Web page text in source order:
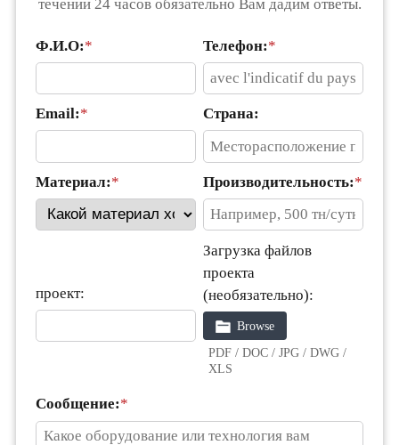
течении 24 часов обязательно Вам дадим ответы.
Ф.И.О:* Телефон:*
Email:* Страна:
Материал:* Производительность:*
проект:
Загрузка файлов
проекта
(необязательно):
Browse
PDF / DOC / JPG / DWG /
XLS
Сообщение:*